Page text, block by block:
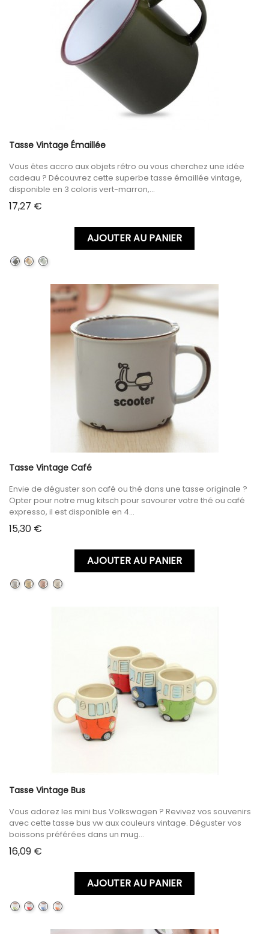
Tasse Vintage Émaillée
Vous êtes accro aux objets rétro ou vous cherchez une idée
cadeau ? Découvrez cette superbe tasse émaillée vintage,
disponible en 3 coloris vert-marron,...
Prix
17,27 €
AJOUTER AU PANIER
GREEN
YELLOW
LIGHT
GREEN
Tasse Vintage Café
Envie de déguster son café ou thé dans une tasse originale ?
Opter pour notre mug kitsch pour savourer votre thé ou café
expresso, il est disponible en 4...
Prix
15,30 €
AJOUTER AU PANIER
BLUEYELLOW
PINKWHITE
Tasse Vintage Bus
Vous adorez les mini bus Volkswagen ? Revivez vos souvenirs
avec cette tasse bus vw aux couleurs vintage. Déguster vos
boissons préférées dans un mug...
Prix
16,09 €
AJOUTER AU PANIER
GREEN
REDBLUEORANGE